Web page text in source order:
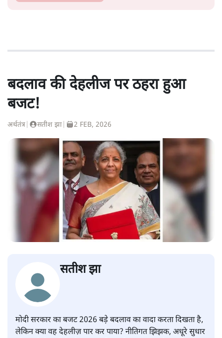
बदलाव की देहलीज पर ठहरा हुआ
बजट!
अर्थतंत्र सतीश झा 2 FEB, 2026
सतीश झा
मोदी सरकार का बजट 2026 बड़े बदलाव का वादा करता दिखता है,
लेकिन क्या वह देहलीज़ पार कर पाया? नीतिगत झिझक, अधूरे सुधार